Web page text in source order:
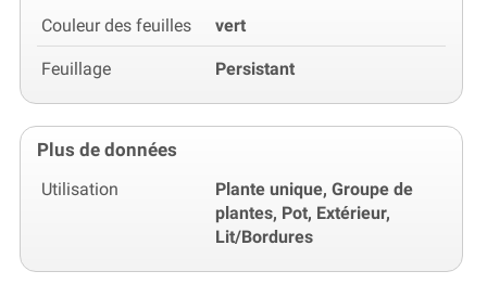
Couleur des feuilles vert
Feuillage Persistant
Plus de données
Utilisation
Plante unique, Groupe de
plantes, Pot, Extérieur,
Lit/Bordures